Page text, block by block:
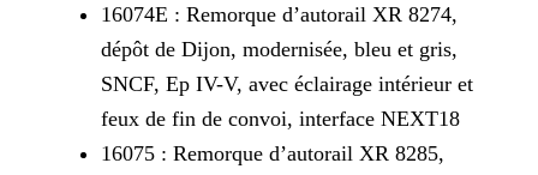
16074E : Remorque d’autorail XR 8274,
dépôt de Dijon, modernisée, bleu et gris,
SNCF, Ep IV-V, avec éclairage intérieur et
feux de fin de convoi, interface NEXT18
16075 : Remorque d’autorail XR 8285,